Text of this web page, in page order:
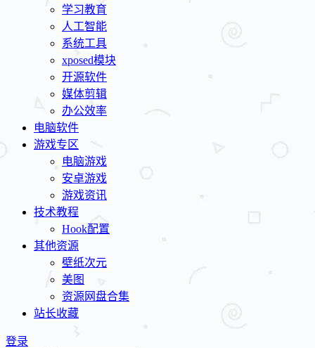
学习教育
人工智能
系统工具
xposed模块
开源软件
媒体剪辑
办公效率
电脑软件
游戏专区
电脑游戏
安卓游戏
游戏资讯
技术教程
Hook配置
其他资源
壁纸次元
美图
资源网盘合集
站长收藏
登录